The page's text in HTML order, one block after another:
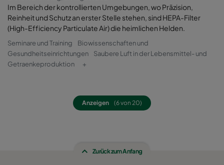
Im Bereich der kontrollierten Umgebungen, wo Präzision,
Reinheit und Schutz an erster Stelle stehen, sind HEPA-Filter
(High-Efficiency Particulate Air) die heimlichen Helden.
Seminare und Training
Biowissenschaften und
Gesundheitseinrichtungen
Saubere Luft in der Lebensmittel- und
Getraenkeproduktion
+
Anzeigen (6 von 20)
Zurück zum Anfang